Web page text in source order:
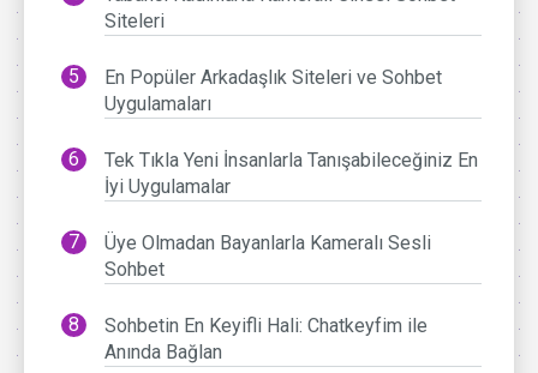
Siteleri
En Popüler Arkadaşlık Siteleri ve Sohbet
Uygulamaları
Tek Tıkla Yeni İnsanlarla Tanışabileceğiniz En
İyi Uygulamalar
Üye Olmadan Bayanlarla Kameralı Sesli
Sohbet
Sohbetin En Keyifli Hali: Chatkeyfim ile
Anında Bağlan